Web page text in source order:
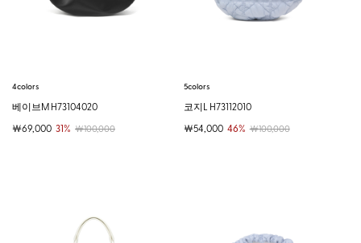
4colors
베이브M H73104020
￦69,000 31% ￦100,000
5colors
코지L H73112010
￦54,000 46% ￦100,000